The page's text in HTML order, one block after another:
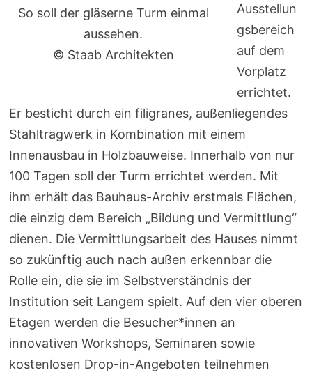
So soll der gläserne Turm einmal
aussehen.
© Staab Architekten
Ausstellun
gsbereich
auf dem
Vorplatz
errichtet.
Er besticht durch ein filigranes, außenliegendes
Stahltragwerk in Kombination mit einem
Innenausbau in Holzbauweise. Innerhalb von nur
100 Tagen soll der Turm errichtet werden. Mit
ihm erhält das Bauhaus-Archiv erstmals Flächen,
die einzig dem Bereich „Bildung und Vermittlung“
dienen. Die Vermittlungsarbeit des Hauses nimmt
so zukünftig auch nach außen erkennbar die
Rolle ein, die sie im Selbstverständnis der
Institution seit Langem spielt. Auf den vier oberen
Etagen werden die Besucher*innen an
innovativen Workshops, Seminaren sowie
kostenlosen Drop-in-Angeboten teilnehmen